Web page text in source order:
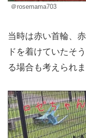
＠rosemama703
当時は赤い首輪、
ドを着けていたそ
る場合も考えられま